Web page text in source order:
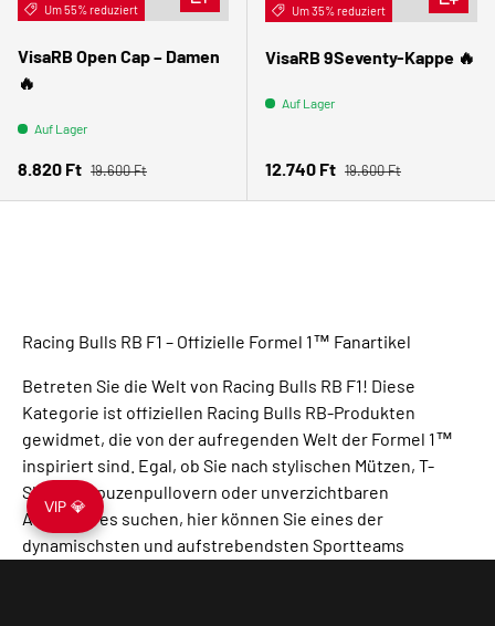
Um 55% reduziert
VisaRB Open Cap – Damen
🔥
Auf Lager
Verkaufspreis
8.820 Ft Normaler Preis
19.600 Ft
Um 35% reduziert
VisaRB 9Seventy-Kappe 🔥
Auf Lager
Verkaufspreis
12.740 Ft Normaler Preis
19.600 Ft
Racing Bulls RB F1 – Offizielle Formel 1™ Fanartikel
Betreten Sie die Welt von Racing Bulls RB F1! Diese
Kategorie ist offiziellen Racing Bulls RB-Produkten
gewidmet, die von der aufregenden Welt der Formel 1™
inspiriert sind. Egal, ob Sie nach stylischen Mützen, T-
Shirts, Kapuzenpullovern oder unverzichtbaren
Accessoires suchen, hier können Sie eines der
dynamischsten und aufstrebendsten Sportteams
VIP 💎